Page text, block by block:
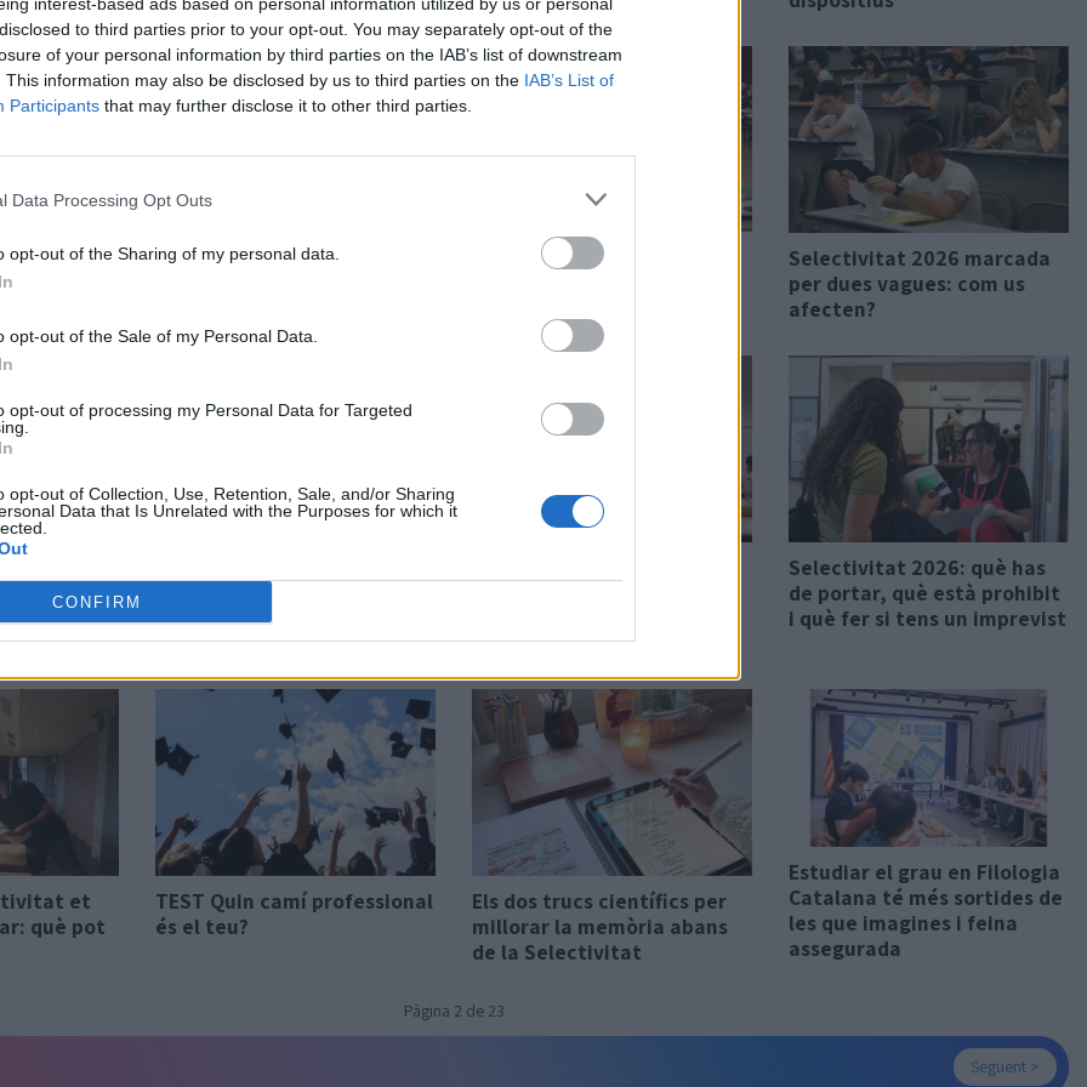
to third parties prior to your opt-out. You may separately opt-out of the
of your personal information by third parties on the IAB’s list of downstream
This information may also be disclosed by us to third parties on the IAB’s List of
Participants that may further disclose it to other third parties.
Data Processing Opt Outs
opt-out of the Sharing of my personal data.
opt-out of the Sale of my Personal Data.
opt-out of processing my Personal Data for Targeted
opt-out of Collection, Use, Retention, Sale, and/or Sharing
Data that Is Unrelated with the Purposes for which it
CONFIRM
o
de fer el
Selectivitat a Barcelona:
Quines són les preguntes
Selectivitat 2026 marcada
per dues vagues: com us
afecten?
María
un
acrònims: les tècniques per
memoritzar que funcionen
castellana
Selectivitat 2026: què has
de portar, què està prohibit
i què fer si tens un imprevist
et
què pot
TEST Quin camí professional
és el teu?
Els dos trucs científics per
millorar la memòria abans
de la Selectivitat
Estudiar el grau en Filologia
Catalana té més sortides de
les que imagines i feina
assegurada
Pàgina 2 de 23
Següent >